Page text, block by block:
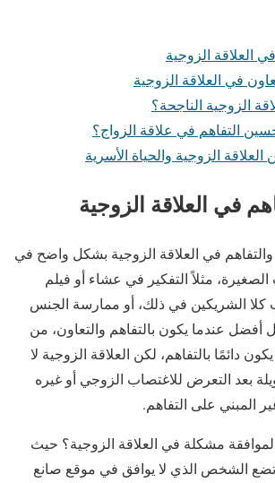
العلاقة الزوجية
في العلاقة الزوجية
الزوجية الناجحة؟
التفاهم في علاقة الزواج؟
العلاقة الزوجية والحياة الأسرية
في العلاقة الزوجية
والتفاهم في العلاقة الزوجية بشكل واضح في
الصغيرة، مثلاً التفكير في عشاء أو فيلم
الشريكين في ذلك، أو ممارسة الجنس
عندما يكون بالتفاهم والتعاون، من
دائمًا بالتفاهم، لكن العلاقة الزوجية لا
بعد التعرض للاغتصاب الزوجي أو غيره
المبني على التفاهم.
مشكلة في العلاقة الزوجية؟ حيث
تضع الشخص الذي لا يوافق في موقع صانع